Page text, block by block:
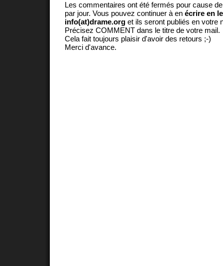
Les commentaires ont été fermés pour cause
par jour. Vous pouvez continuer à en écrire en
info(at)drame.org et ils seront publiés en votre
Précisez COMMENT dans le titre de votre mail.
Cela fait toujours plaisir d'avoir des retours ;-)
Merci d'avance.